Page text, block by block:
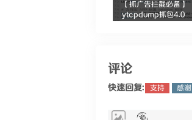
【抓广告拦截必备】
ytcpdump抓包4.0
评论
快速回复: 支持 感谢